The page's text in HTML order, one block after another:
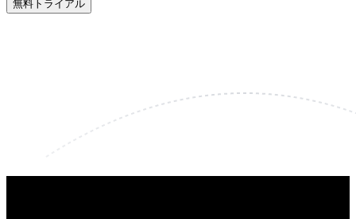
無料トライアル